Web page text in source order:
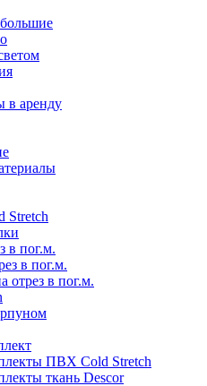
в аренду
Stretch
в пог.м.
в пог.м.
отрез в пог.м.
ПВХ Cold Stretch
ткань Descor